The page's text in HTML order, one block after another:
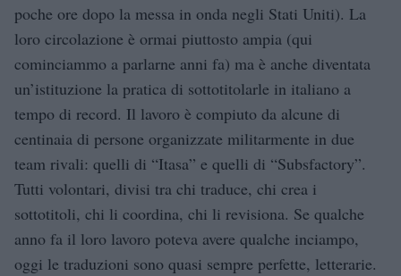
poche ore dopo la messa in onda negli Stati Uniti). La
loro circolazione è ormai piuttosto ampia (qui
cominciammo a parlarne anni fa) ma è anche diventata
un’istituzione la pratica di sottotitolarle in italiano a
tempo di record. Il lavoro è compiuto da alcune di
centinaia di persone organizzate militarmente in due
team rivali: quelli di “Itasa” e quelli di “Subsfactory”.
Tutti volontari, divisi tra chi traduce, chi crea i
sottotitoli, chi li coordina, chi li revisiona. Se qualche
anno fa il loro lavoro poteva avere qualche inciampo,
oggi le traduzioni sono quasi sempre perfette, letterarie.